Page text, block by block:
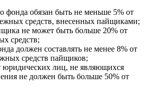
фонда обязан быть не меньше 5% от
средств, внесенных пайщиками;
не может быть больше 20% от
средств;
должен составлять не менее 8% от
средств пайщиков;
юридических лиц, не являющихся
не должен быть больше 50% от